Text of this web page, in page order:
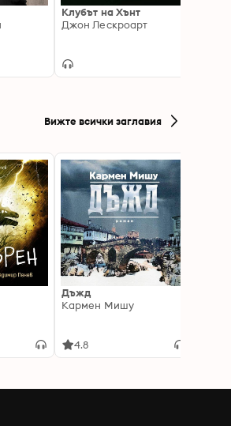
Клубът на Хънт
Джон Лескроарт
Вижте всички заглавия
Дъжд
Кармен Мишу
4.8